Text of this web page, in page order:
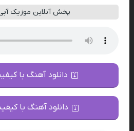
پخش آنلاین موزیک
دانلود آهنگ با کیفیت
دانلود آهنگ با